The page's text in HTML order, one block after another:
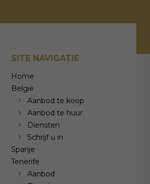
SITE NAVIGATIE
Home
België
Aanbod te koop
Aanbod te huur
Diensten
Schrijf u in
Spanje
Tenerife
Aanbod